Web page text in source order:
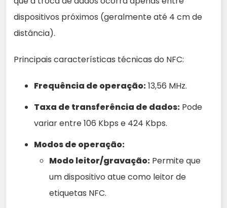
dispositivos próximos (geralmente até 4 cm de
distância).
Principais características técnicas do NFC:
Frequência de operação:13,56 MHz.
Taxa de transferência de dados: Pode
variar entre 106 Kbps e 424 Kbps.
Modos de operação:
Modo leitor/gravação: Permite que
um dispositivo atue como leitor de
etiquetas NFC.